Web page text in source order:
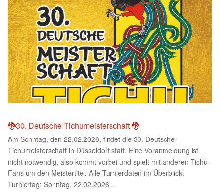
🐉30. Deutsche Tichumeisterschaft 🐉
Am Sonntag, den 22.02.2026, findet die 30. Deutsche
Tichumeisterschaft in Düsseldorf statt. Eine Voranmeldung ist
nicht notwendig, also kommt vorbei und spielt mit anderen Tichu-
Fans um den Meistertitel. Alle Turnierdaten im Überblick:
Turniertag: Sonntag, 22.02.2026...